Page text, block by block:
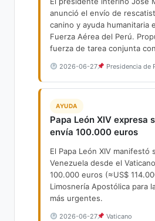
anunció el envío de
canino y ayuda humanitaria
Fuerza Aérea del Perú.
fuerza de tarea conjunta
2026-06-27 Presidencia de
AYUDA
Papa León XIV expresa
envía 100.000 euros
El Papa León XIV manifestó
Venezuela desde el
100.000 euros (≈US$
Limosnería Apostólica para
más urgentes.
2026-06-27 Vaticano